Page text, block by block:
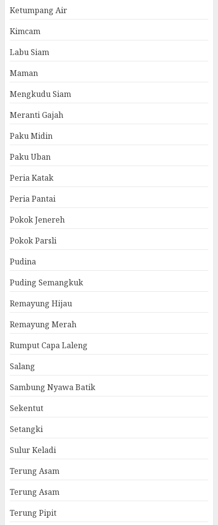
Ketumpang Air
Kimcam
Labu Siam
Maman
Mengkudu Siam
Meranti Gajah
Paku Midin
Paku Uban
Peria Katak
Peria Pantai
Pokok Jenereh
Pokok Parsli
Pudina
Puding Semangkuk
Remayung Hijau
Remayung Merah
Rumput Capa Laleng
Salang
Sambung Nyawa Batik
Sekentut
Setangki
Sulur Keladi
Terung Asam
Terung Asam
Terung Pipit